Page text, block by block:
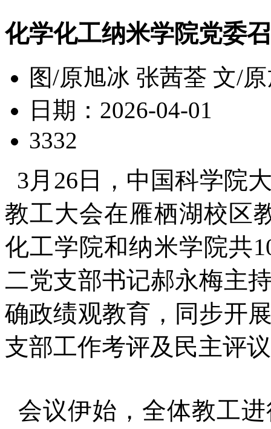
化学化工纳米学院党委
图/原旭冰 张茜荃 文/
日期：2026-04-01
3332
3月26日，中国科学院
教工大会在雁栖湖校区
化工学院和纳米学院共
二党支部书记郝永梅主
确政绩观教育，同步开
支部工作考评及民主评
会议伊始，全体教工